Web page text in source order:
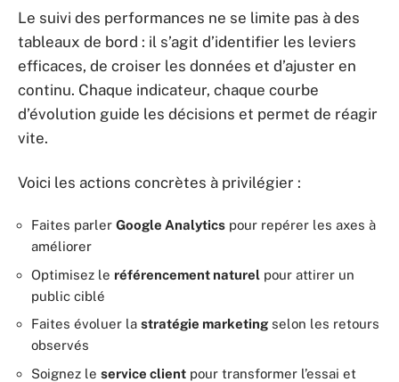
Le suivi des performances ne se limite pas à des
tableaux de bord : il s’agit d’identifier les leviers
efficaces, de croiser les données et d’ajuster en
continu. Chaque indicateur, chaque courbe
d’évolution guide les décisions et permet de réagir
vite.
Voici les actions concrètes à privilégier :
Faites parler Google Analytics pour repérer les axes à
améliorer
Optimisez le référencement naturel pour attirer un
public ciblé
Faites évoluer la stratégie marketing selon les retours
observés
Soignez le service client pour transformer l’essai et